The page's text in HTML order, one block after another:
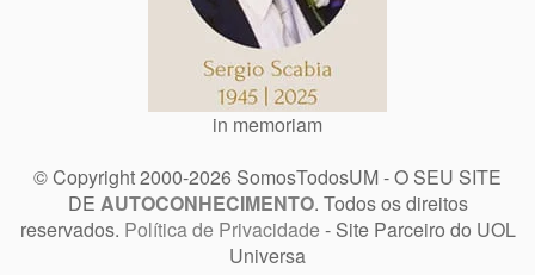
in memoriam
© Copyright 2000-2026 SomosTodosUM - O SEU SITE
DE AUTOCONHECIMENTO. Todos os direitos
reservados. Política de Privacidade - Site Parceiro do UOL
Universa